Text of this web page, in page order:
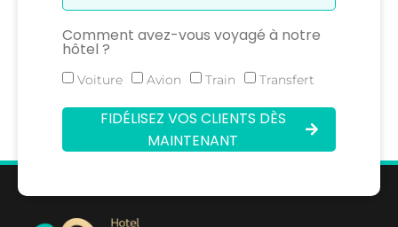
Comment avez-vous voyagé à notre
hôtel ?
Voiture Avion Train Transfert
FIDÉLISEZ VOS CLIENTS DÈS
MAINTENANT